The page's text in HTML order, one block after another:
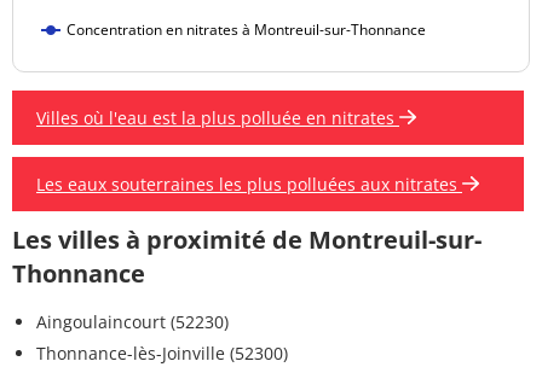
Concentration en nitrates à Montreuil-sur-Thonnance
Villes où l'eau est la plus polluée en nitrates
Les eaux souterraines les plus polluées aux nitrates
Les villes à proximité de Montreuil-sur-
Thonnance
Aingoulaincourt (52230)
Thonnance-lès-Joinville (52300)